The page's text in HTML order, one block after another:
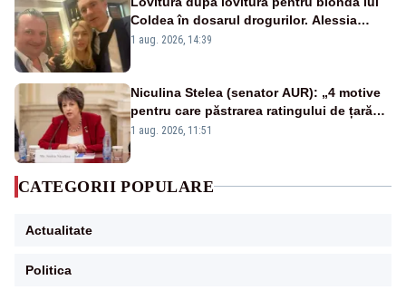
Coldea în dosarul drogurilor. Alessia
Păcuraru explică decizia magistraților
1 aug. 2026, 14:39
Niculina Stelea (senator AUR): „4 motive
pentru care păstrarea ratingului de țară
nu este o reușită pentru Guvernul
1 aug. 2026, 11:51
CATEGORII POPULARE
Actualitate
Politica